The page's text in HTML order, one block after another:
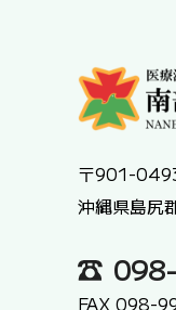
〒901-
沖縄県島尻
FAX 098-